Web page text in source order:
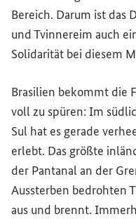
Bereich. Darum ist das
und Tvinnereim auch
Solidarität bei diesem
Brasilien bekommt die
voll zu spüren: Im
Sul hat es gerade
erlebt. Das größte
der Pantanal an der
Aussterben bedrohten
aus und brennt.